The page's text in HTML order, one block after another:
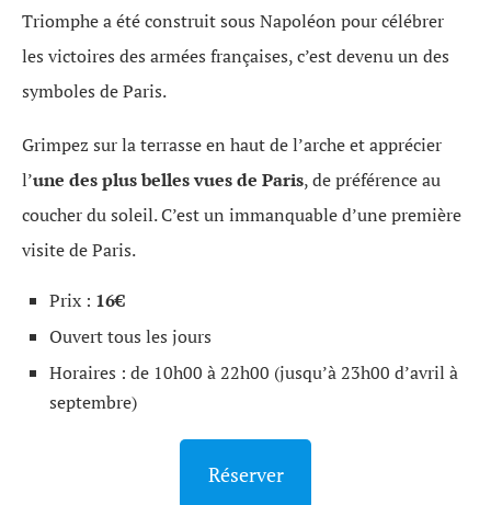
Triomphe a été construit sous Napoléon pour célébrer
les victoires des armées françaises, c’est devenu un des
symboles de Paris.
Grimpez sur la terrasse en haut de l’arche et apprécier
l’une des plus belles vues de Paris, de préférence au
coucher du soleil. C’est un immanquable d’une première
visite de Paris.
Prix : 16€
Ouvert tous les jours
Horaires : de 10h00 à 22h00 (jusqu’à 23h00 d’avril à
septembre)
Réserver